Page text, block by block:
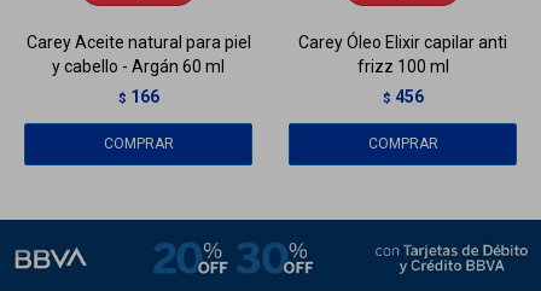
Carey Aceite natural para piel
y cabello - Argán 60 ml
$ 166
Carey Óleo Elixir capilar anti
frizz 100 ml
$ 456